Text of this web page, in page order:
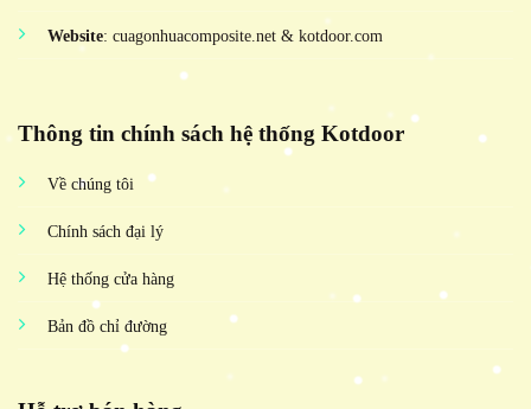
Website: cuagonhuacomposite.net & kotdoor.com
Thông tin chính sách hệ thống Kotdoor
Về chúng tôi
Chính sách đại lý
Hệ thống cửa hàng
Bản đồ chỉ đường